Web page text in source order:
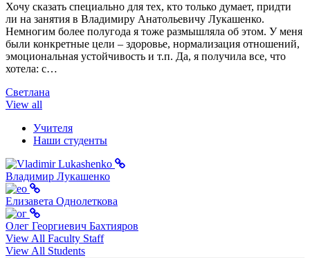
Хочу сказать специально для тех, кто только думает, придти
ли на занятия в Владимиру Анатольевичу Лукашенко.
Немногим более полугода я тоже размышляла об этом. У меня
были конкретные цели – здоровье, нормализация отношений,
эмоциональная устойчивость и т.п. Да, я получила все, что
хотела: с…
Светлана
View all
Учителя
Наши студенты
Владимир Лукашенко
Елизавета Однолеткова
Олег Георгиевич Бахтияров
View All Faculty Staff
View All Students